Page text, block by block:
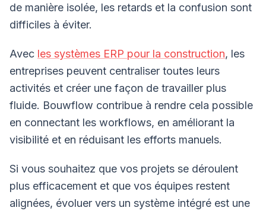
de manière isolée, les retards et la confusion sont
difficiles à éviter.
Avec les systèmes ERP pour la construction, les
entreprises peuvent centraliser toutes leurs
activités et créer une façon de travailler plus
fluide. Bouwflow contribue à rendre cela possible
en connectant les workflows, en améliorant la
visibilité et en réduisant les efforts manuels.
Si vous souhaitez que vos projets se déroulent
plus efficacement et que vos équipes restent
alignées, évoluer vers un système intégré est une